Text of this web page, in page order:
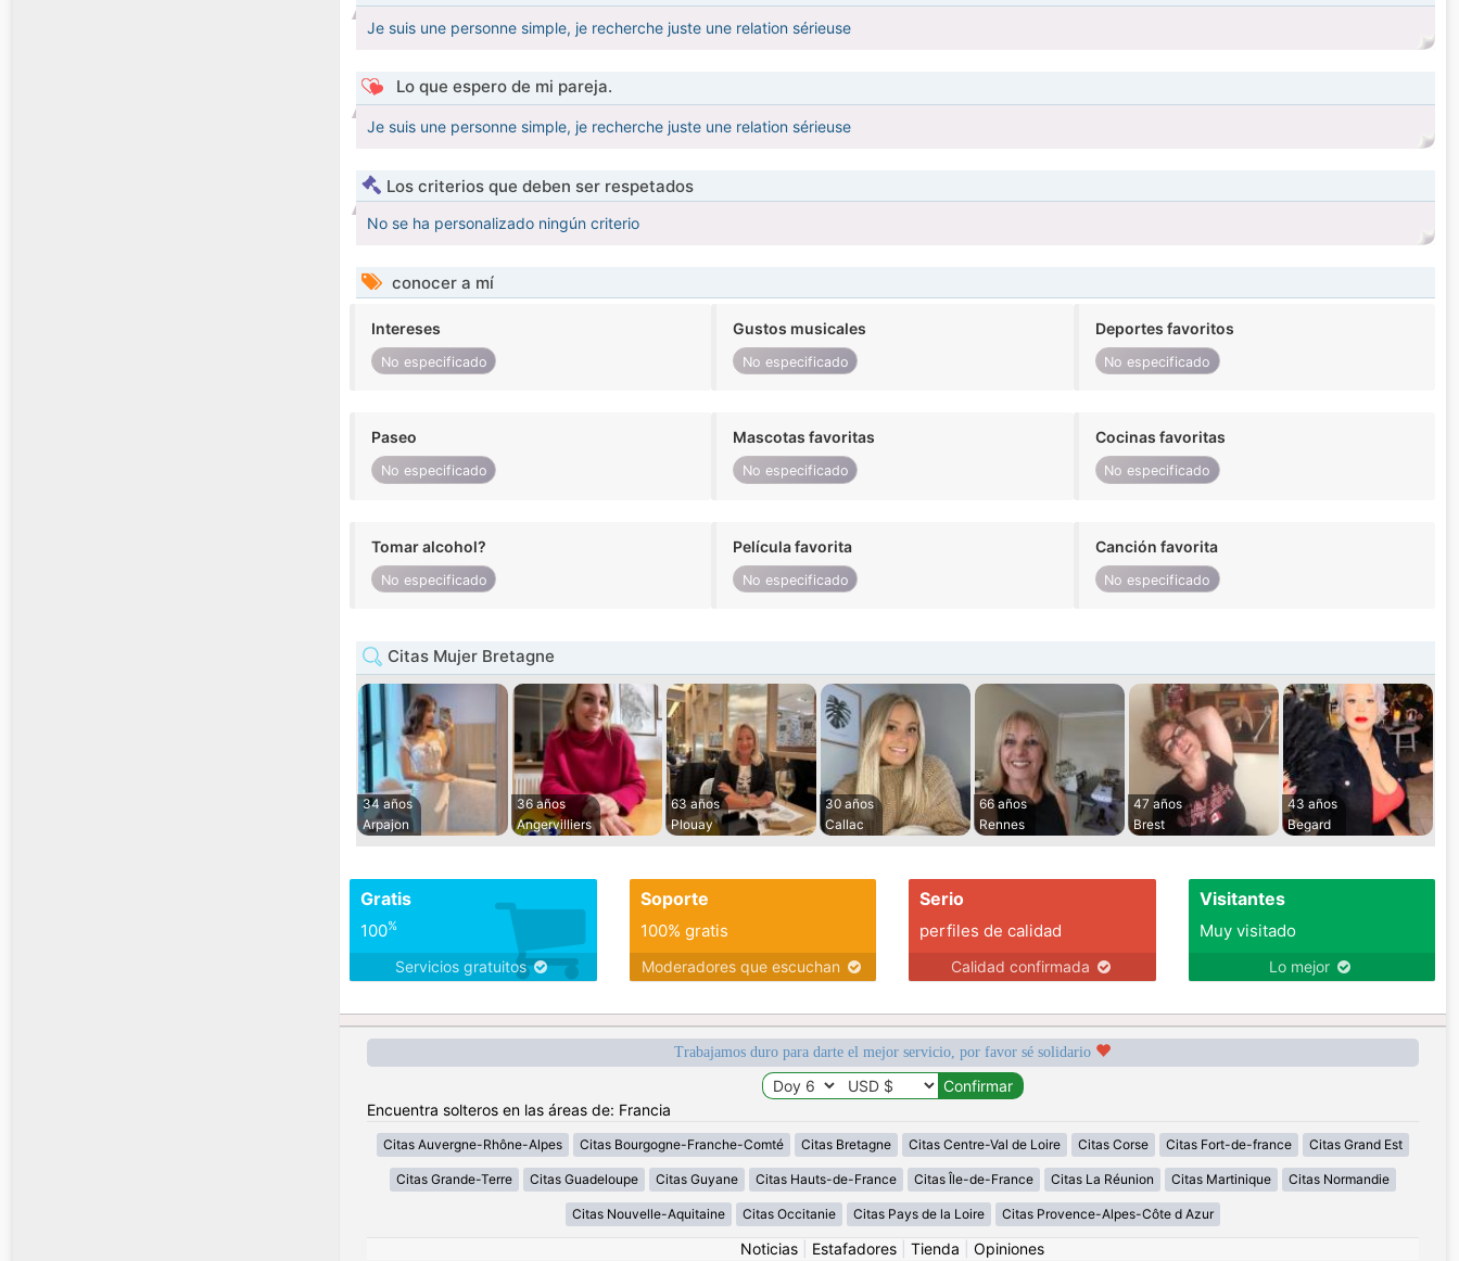
Je suis une personne simple, je recherche juste une relation sérieuse
Lo que espero de mi pareja.
Je suis une personne simple, je recherche juste une relation sérieuse
Los criterios que deben ser respetados
No se ha personalizado ningún criterio
conocer a mí
Intereses
No especificado
Gustos musicales
No especificado
Deportes favoritos
No especificado
Paseo
No especificado
Mascotas favoritas
No especificado
Cocinas favoritas
No especificado
Tomar alcohol?
No especificado
Película favorita
No especificado
Canción favorita
No especificado
Citas Mujer Bretagne
34 años
Arpajon
36 años
Angervilliers
63 años
Plouay
30 años
Callac
66 años
Rennes
47 años
Brest
43 años
Begard
Gratis
100%
Servicios gratuitos
Soporte
100% gratis
Moderadores que escuchan
Serio
perfiles de calidad
Calidad confirmada
Visitantes
Muy visitado
Lo mejor
Trabajamos duro para darte el mejor servicio, por favor sé solidario
Encuentra solteros en las áreas de: Francia
Citas Auvergne-Rhône-Alpes Citas Bourgogne-Franche-Comté Citas Bretagne Citas Centre-Val de Loire Citas Corse Citas Fort-de-france Citas Grand Est
Citas Grande-Terre Citas Guadeloupe Citas Guyane Citas Hauts-de-France Citas Île-de-France Citas La Réunion Citas Martinique Citas Normandie
Citas Nouvelle-Aquitaine Citas Occitanie Citas Pays de la Loire Citas Provence-Alpes-Côte d Azur
Noticias Estafadores Tienda Opiniones